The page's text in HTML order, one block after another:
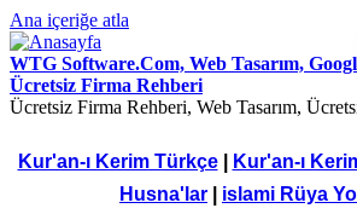
Ana içeriğe atla
WTG Software.Com, Web Tasarım,
Ücretsiz Firma Rehberi
Ücretsiz Firma Rehberi, Web Tasarım,
Kur'an-ı Kerim Türkçe| Kur'an-ı
Husna'lar
islami Rüya